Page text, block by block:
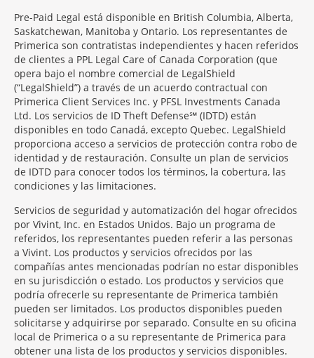
Pre-Paid Legal está disponible en British Columbia, Alberta,
Saskatchewan, Manitoba y Ontario. Los representantes de
Primerica son contratistas independientes y hacen referidos
de clientes a PPL Legal Care of Canada Corporation (que
opera bajo el nombre comercial de LegalShield
(“LegalShield”) a través de un acuerdo contractual con
Primerica Client Services Inc. y PFSL Investments Canada
Ltd. Los servicios de ID Theft Defense℠ (IDTD) están
disponibles en todo Canadá, excepto Quebec. LegalShield
proporciona acceso a servicios de protección contra robo de
identidad y de restauración. Consulte un plan de servicios
de IDTD para conocer todos los términos, la cobertura, las
condiciones y las limitaciones.
Servicios de seguridad y automatización del hogar ofrecidos
por Vivint, Inc. en Estados Unidos. Bajo un programa de
referidos, los representantes pueden referir a las personas
a Vivint. Los productos y servicios ofrecidos por las
compañías antes mencionadas podrían no estar disponibles
en su jurisdicción o estado. Los productos y servicios que
podría ofrecerle su representante de Primerica también
pueden ser limitados. Los productos disponibles pueden
solicitarse y adquirirse por separado. Consulte en su oficina
local de Primerica o a su representante de Primerica para
obtener una lista de los productos y servicios disponibles.